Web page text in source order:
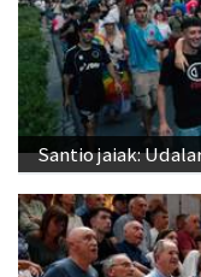
Santio jaiak: